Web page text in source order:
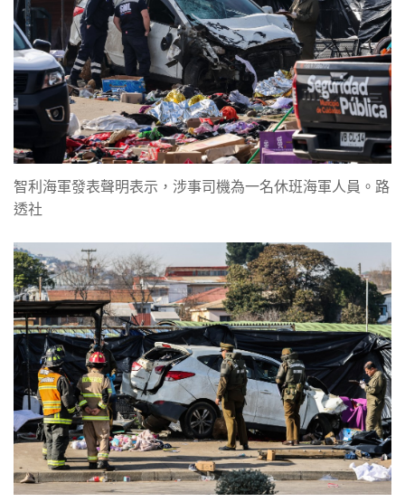
智利海軍發表聲明表示，涉事司機為一名休班海軍人員。路
透社